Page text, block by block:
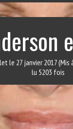
le 27 janvier 2017(Mis
lu 5203 fois